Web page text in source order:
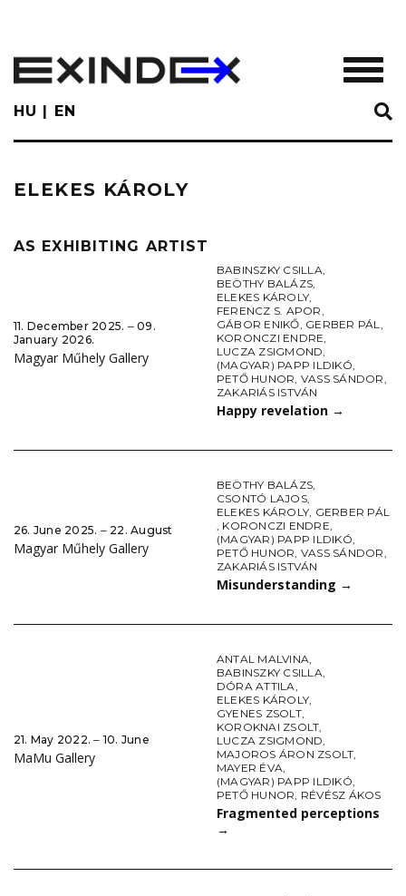
main
content
HU EN
ELEKES KÁROLY
AS EXHIBITING ARTIST
11. December 2025. ‒ 09.
January 2026.
Magyar Műhely Gallery
BABINSZKY CSILLA,
BEÖTHY BALÁZS,
ELEKES KÁROLY,
FERENCZ S. APOR,
GÁBOR ENIKŐ, GERBER PÁL,
KORONCZI ENDRE,
LUCZA ZSIGMOND,
(MAGYAR) PAPP ILDIKÓ,
PETŐ HUNOR, VASS SÁNDOR,
ZAKARIÁS ISTVÁN
Happy revelation →
26. June 2025. ‒ 22. August
Magyar Műhely Gallery
BEÖTHY BALÁZS,
CSONTÓ LAJOS,
ELEKES KÁROLY, GERBER PÁL
, KORONCZI ENDRE,
(MAGYAR) PAPP ILDIKÓ,
PETŐ HUNOR, VASS SÁNDOR,
ZAKARIÁS ISTVÁN
Misunderstanding →
21. May 2022. ‒ 10. June
MaMu Gallery
ANTAL MALVINA,
BABINSZKY CSILLA,
DÓRA ATTILA,
ELEKES KÁROLY,
GYENES ZSOLT,
KOROKNAI ZSOLT,
LUCZA ZSIGMOND,
MAJOROS ÁRON ZSOLT,
MAYER ÉVA,
(MAGYAR) PAPP ILDIKÓ,
PETŐ HUNOR, RÉVÉSZ ÁKOS
Fragmented perceptions
→